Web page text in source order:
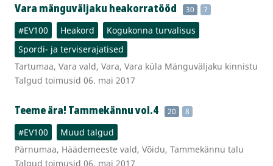
Vara mänguväljaku heakorratööd 30 7
#EV100 Heakord
Kogukonna turvalisus
Spordi- ja terviserajatised
Tartumaa, Vara vald, Vara, Vara küla Mänguväljaku kinnistu
Talgud toimusid 06. mai 2017
Teeme ära! Tammekännu vol.4 20 8
#EV100
Muud talgud
Pärnumaa, Häädemeeste vald, Võidu, Tammekännu talu
Talgud toimusid 06. mai 2017